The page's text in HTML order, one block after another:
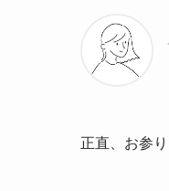
正直、お参